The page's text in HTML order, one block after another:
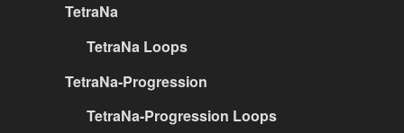
TetraNa
TetraNa Loops
TetraNa-Progression
TetraNa-Progression Loops